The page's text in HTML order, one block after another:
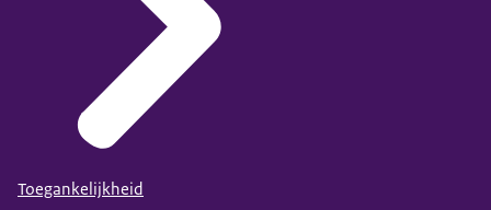
Toegankelijkheid